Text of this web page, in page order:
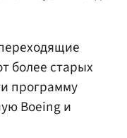
более старых
программу
Boeing и